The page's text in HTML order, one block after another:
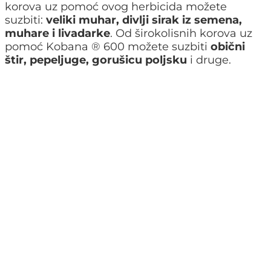
korova uz pomoć ovog herbicida možete
suzbiti: veliki muhar, divlji sirak iz semena,
muhare i livadarke. Od širokolisnih korova uz
pomoć Kobana ® 600 možete suzbiti obični
štir, pepeljuge, gorušicu poljsku i druge.